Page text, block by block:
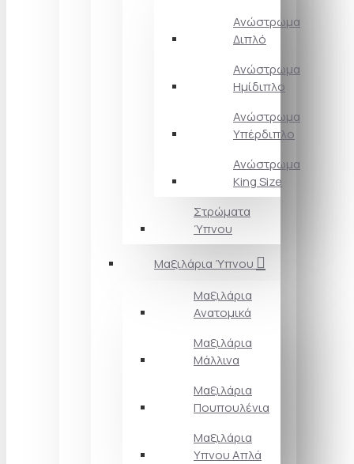
Ανώστρωμα
Διπλό
Ανώστρωμα
Ημίδιπλο
Ανώστρωμα
Υπέρδιπλο
Ανώστρωμα
King Size
Στρώματα
Ύπνου
Μαξιλάρια Ύπνου
Μαξιλάρια
Ανατομικά
Μαξιλάρια
Μάλλινα
Μαξιλάρια
Πουπουλένια
Μαξιλάρια
Υπνου Απλά